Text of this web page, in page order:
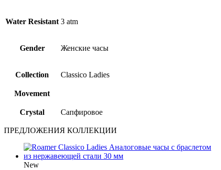
Water Resistant 3 atm
Gender Женские часы
Collection Classico Ladies
Movement
Crystal Сапфировое
ПРЕДЛОЖЕНИЯ КОЛЛЕКЦИИ
New